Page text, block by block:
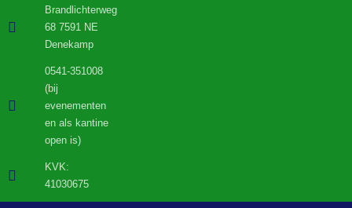
Brandlichterweg
68 7591 NE
Denekamp
0541-351008
(bij
evenementen
en als kantine
open is)
KVK:
41030675